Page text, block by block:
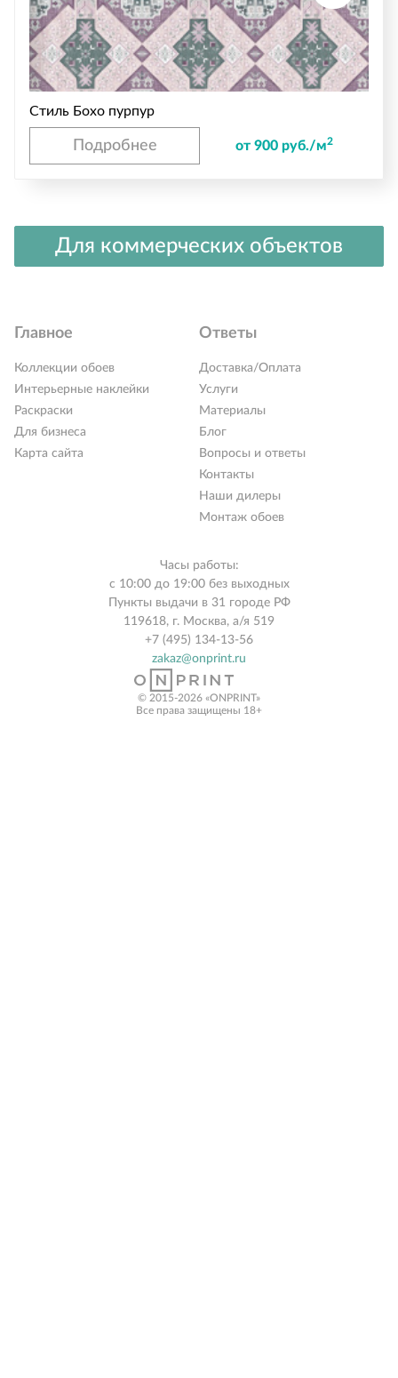
Стиль Бохо пурпур
Подробнее от 900 руб./м2
Для коммерческих объектов
Главное
Коллекции обоев
Интерьерные наклейки
Раскраски
Для бизнеса
Карта сайта
Ответы
Доставка/Оплата
Услуги
Материалы
Блог
Вопросы и ответы
Контакты
Наши дилеры
Монтаж обоев
Часы работы:
с 10:00 до 19:00 без выходных
Пункты выдачи в 31 городе РФ
119618, г. Москва, а/я 519
+7 (495) 134-13-56
zakaz@onprint.ru
© 2015-2026 «ONPRINT»
Все права защищены 18+‎